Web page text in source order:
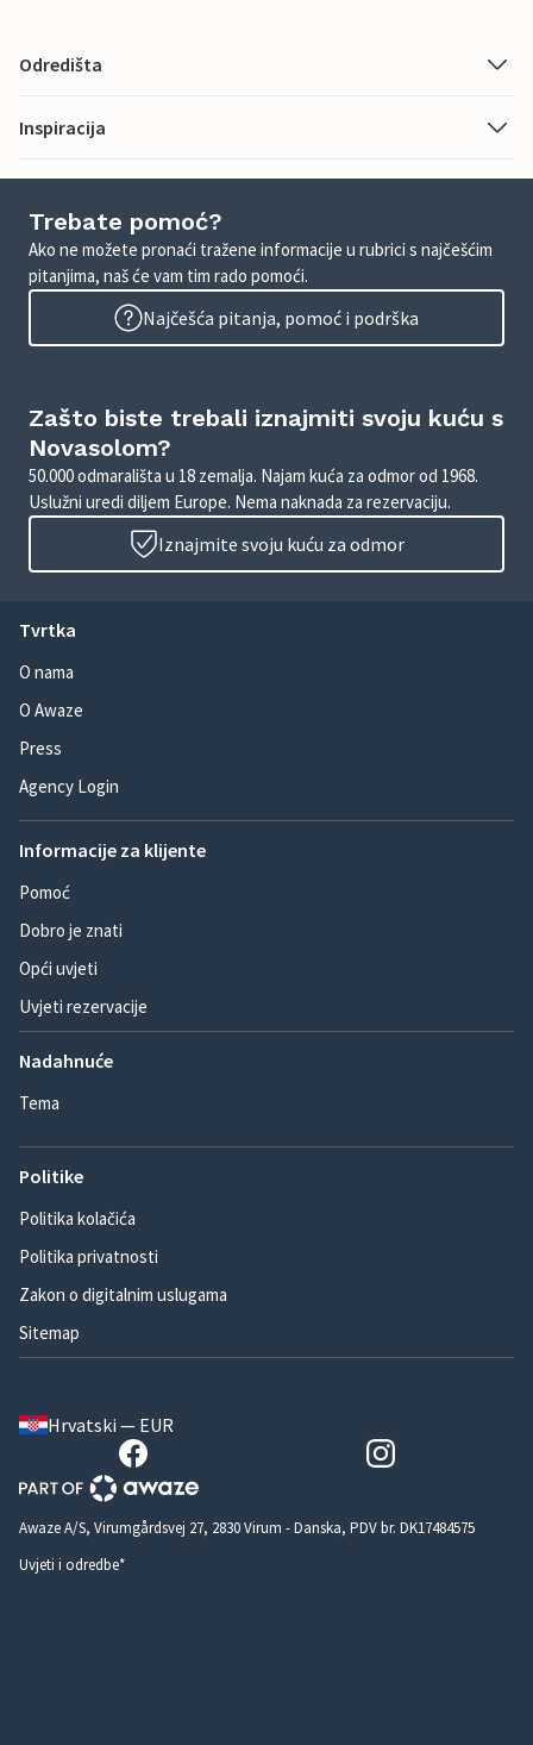
Odredišta
Inspiracija
Trebate pomoć?
Ako ne možete pronaći tražene informacije u rubrici s najčešćim
pitanjima, naš će vam tim rado pomoći.
Najčešća pitanja, pomoć i podrška
Zašto biste trebali iznajmiti svoju kuću s
Novasolom?
50.000 odmarališta u 18 zemalja. Najam kuća za odmor od 1968.
Uslužni uredi diljem Europe. Nema naknada za rezervaciju.
Iznajmite svoju kuću za odmor
Tvrtka
O nama
O Awaze
Press
Agency Login
Informacije za klijente
Pomoć
Dobro je znati
Opći uvjeti
Uvjeti rezervacije
Nadahnuće
Tema
Politike
Politika kolačića
Politika privatnosti
Zakon o digitalnim uslugama
Sitemap
Hrvatski — EUR
Awaze A/S, Virumgårdsvej 27, 2830 Virum - Danska, PDV br. DK17484575
Uvjeti i odredbe*